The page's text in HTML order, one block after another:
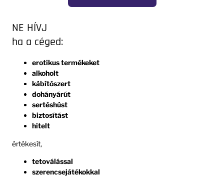
NE HÍVJ
ha a céged:
erotikus termékeket
alkoholt
kábítószert
dohányárút
sertéshúst
biztosítást
hitelt
értékesít,
tetoválással
szerencsejátékokkal